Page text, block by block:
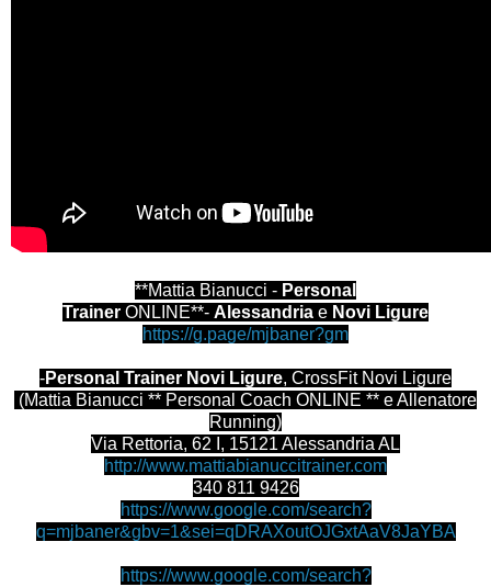
**Mattia Bianucci - Personal
Trainer ONLINE**- Alessandria e Novi Ligure
https://g.page/mjbaner?gm
-Personal Trainer Novi Ligure, CrossFit Novi Ligure
(Mattia Bianucci ** Personal Coach ONLINE ** e Allenatore
Running)
Via Rettoria, 62 I, 15121 Alessandria AL
http://www.mattiabianuccitrainer.com
340 811 9426
https://www.google.com/search?
q=mjbaner&gbv=1&sei=qDRAXoutOJGxtAaV8JaYBA
https://www.google.com/search?